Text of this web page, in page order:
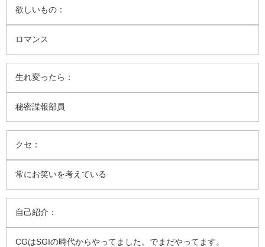
欲しいもの：
ロマンス
生れ変ったら：
秘密諜報部員
クセ：
常にお笑いを考えている
自己紹介：
CGはSGIの時代からやってました。でまだやってます。